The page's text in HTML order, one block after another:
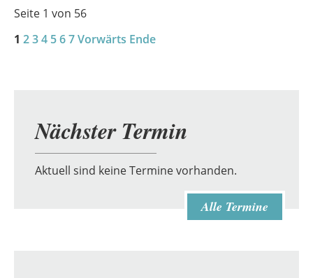
Seite 1 von 56
1 234 567Vorwärts Ende
Nächster Termin
Aktuell sind keine Termine vorhanden.
Alle Termine